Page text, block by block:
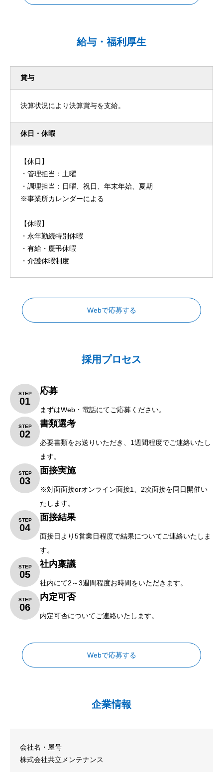
給与・福利厚生
賞与
決算状況により決算賞与を支給。
休日・休暇
【休日】
・管理担当：土曜
・調理担当：日曜、祝日、年末年始、夏期
※事業所カレンダーによる
【休暇】
・永年勤続特別休暇
・有給・慶弔休暇
・介護休暇制度
Webで応募する
採用プロセス
STEP
01
応募
まずはWeb・電話にてご応募ください。
STEP
02
書類選考
必要書類をお送りいただき、1週間程度でご連絡いたし
ます。
STEP
03
面接実施
※対面面接orオンライン面接1、2次面接を同日開催い
たします。
STEP
04
面接結果
面接日より5営業日程度で結果についてご連絡いたしま
す。
STEP
05
社内稟議
社内にて2～3週間程度お時間をいただきます。
STEP
06
内定可否
内定可否についてご連絡いたします。
Webで応募する
企業情報
会社名・屋号
株式会社共立メンテナンス